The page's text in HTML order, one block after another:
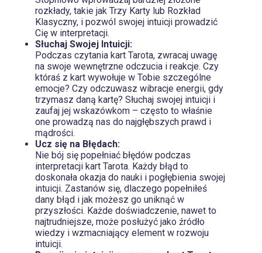
rozkłady, takie jak Trzy Karty lub Rozkład
Klasyczny, i pozwól swojej intuicji prowadzić
Cię w interpretacji.
Słuchaj Swojej Intuicji:
Podczas czytania kart Tarota, zwracaj uwagę
na swoje wewnętrzne odczucia i reakcje. Czy
któraś z kart wywołuje w Tobie szczególne
emocje? Czy odczuwasz wibracje energii, gdy
trzymasz daną kartę? Słuchaj swojej intuicji i
zaufaj jej wskazówkom – często to właśnie
one prowadzą nas do najgłębszych prawd i
mądrości.
Ucz się na Błędach:
Nie bój się popełniać błędów podczas
interpretacji kart Tarota. Każdy błąd to
doskonała okazja do nauki i pogłębienia swojej
intuicji. Zastanów się, dlaczego popełniłeś
dany błąd i jak możesz go uniknąć w
przyszłości. Każde doświadczenie, nawet to
najtrudniejsze, może posłużyć jako źródło
wiedzy i wzmacniający element w rozwoju
intuicji.